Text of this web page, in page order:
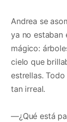
Andrea se
ya no estaban
mágico:
cielo que
estrellas.
tan irreal.
—¿Qué está